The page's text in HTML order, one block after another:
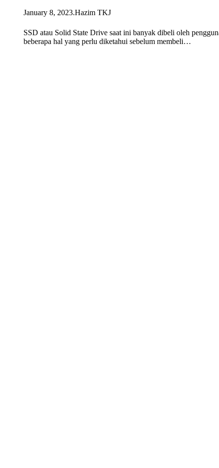
January 8, 2023.Hazim TKJ
SSD atau Solid State Drive saat ini banyak dibeli oleh
beberapa hal yang perlu diketahui sebelum membeli…